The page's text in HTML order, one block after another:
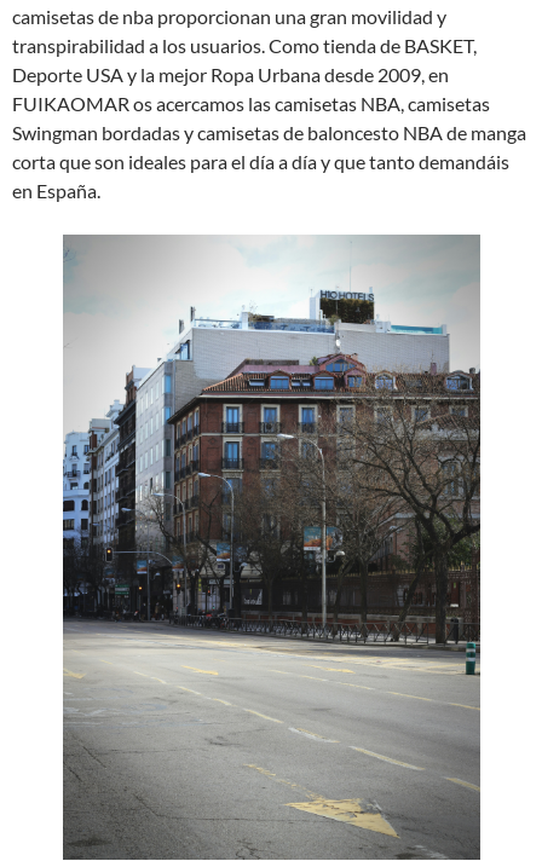
camisetas de nba proporcionan una gran movilidad y
transpirabilidad a los usuarios. Como tienda de BASKET,
Deporte USA y la mejor Ropa Urbana desde 2009, en
FUIKAOMAR os acercamos las camisetas NBA, camisetas
Swingman bordadas y camisetas de baloncesto NBA de manga
corta que son ideales para el día a día y que tanto demandáis
en España.